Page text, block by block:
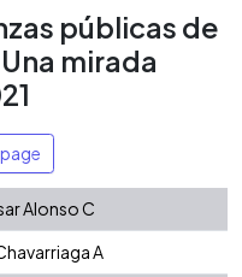
públicas de
mirada
Alonso C
A